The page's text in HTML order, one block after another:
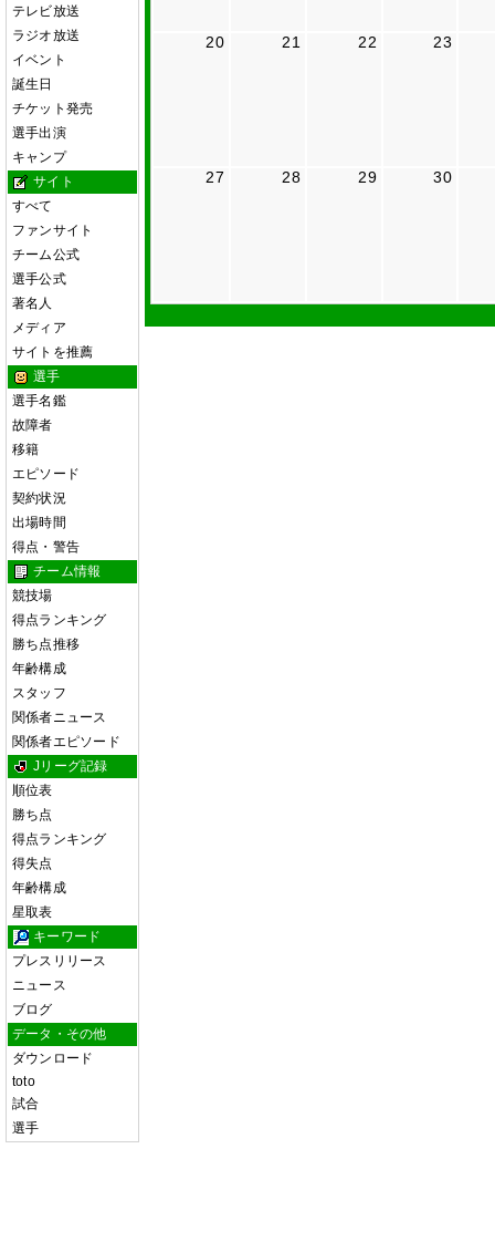
テレビ放送
ラジオ放送
イベント
誕生日
チケット発売
選手出演
キャンプ
サイト
すべて
ファンサイト
チーム公式
選手公式
著名人
メディア
サイトを推薦
選手
選手名鑑
故障者
移籍
エピソード
契約状況
出場時間
得点・警告
チーム情報
競技場
得点ランキング
勝ち点推移
年齢構成
スタッフ
関係者ニュース
関係者エピソード
Jリーグ記録
順位表
勝ち点
得点ランキング
得失点
年齢構成
星取表
キーワード
プレスリリース
ニュース
ブログ
データ・その他
ダウンロード
toto
試合
選手
20 21 22 23
27 28 29 30